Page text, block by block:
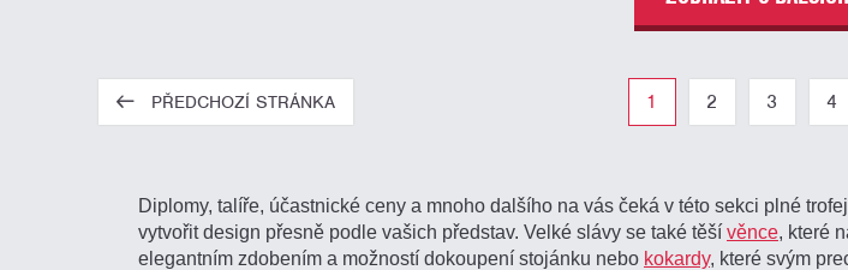
PŘEDCHOZÍ STRÁNKA 1 2 3 4
Diplomy, talíře, účastnické ceny a mnoho dalšího na vás čeká v této sekci plné
vytvořit design přesně podle vašich představ. Velké slávy se také těšívěnce, které
elegantním zdobením a možností dokoupení stojánku nebo kokardy, které svým